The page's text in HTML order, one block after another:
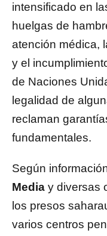
intensificado en
huelgas de
atención médica,
y el
de Naciones
legalidad de
reclaman
fundamentales.
Según
Media y diversas
los presos
varios centros